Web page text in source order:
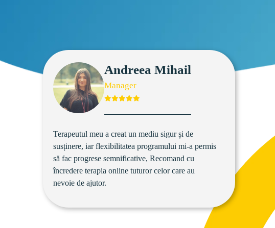
Andreea Mihail
Manager
Terapeutul meu a creat un mediu sigur și de
susținere, iar flexibilitatea programului mi-a permis
să fac progrese semnificative, Recomand cu
încredere terapia online tuturor celor care au
nevoie de ajutor.